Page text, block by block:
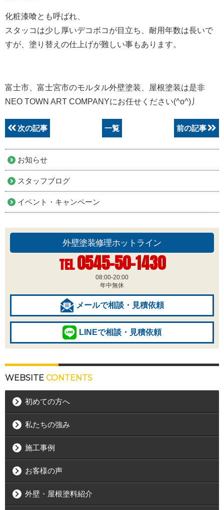
化粧漆喰とも呼ばれ、
スタッコは少し厚いデコボコが目立ち、耐用年数は長いで
すが、塗り替えの仕上げが難しい事もあります。
富士市、富士宮市のモルタル外壁塗装、屋根塗装は是非
NEO TOWN ART COMPANYにお任せください(^o^)丿
次の記事 一覧 前の記事
お知らせ
スタッフブログ
イベント・キャンペーン
外壁塗装修理ホットライン
TEL0545-50-1430
08:00-20:00
年中無休
メールで相談・見積依頼
LINEで相談・見積依頼
WEBSITE CONTENTS
初めての方へ
私たちの強み
施工事例
お客様の声
外壁・屋根塗料紹介